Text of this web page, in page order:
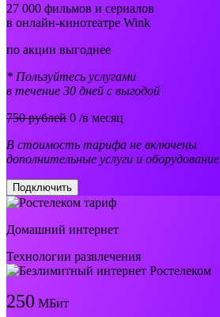
27 000 фильмов и сериалов
в онлайн-кинотеатре Wink
по акции выгоднее
* Пользуйтесь услугами
в течение 30 дней с выгодой
750 рублей 0 /в месяц
В стоимость тарифа не включены
дополнительные услуги и оборудование
Подключить
Домашний интернет
Технологии развлечения
250 МБит